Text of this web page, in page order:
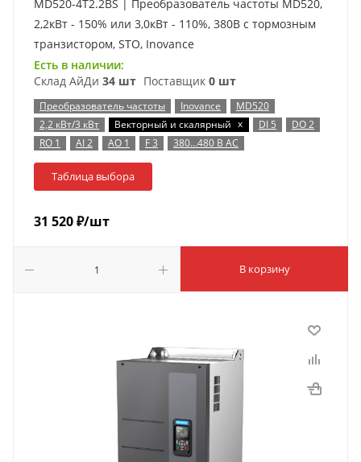
MD520-4T2.2BS | Преобразователь частоты MD520,
2,2кВт - 150% или 3,0кВт - 110%, 380В с тормозным
транзистором, STO, Inovance
Есть в наличии:
Склад АйДи 34 шт Поставщик 0 шт
Преобразователь частоты Inovance
MD520
2,2 кВт/3 кВт
Векторный и скалярный x DI 5
DO 2
RO 1
AI 2 AO 1 F 3 380…480 В AC
Таблица выбора
31 520₽/шт
В корзину